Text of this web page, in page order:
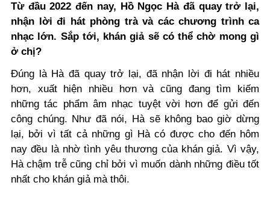
Từ đầu 2022 đến nay, Hồ Ngọc Hà đã quay trở lại,
nhận lời đi hát phòng trà và các chương trình ca
nhạc lớn. Sắp tới, khán giả sẽ có thể chờ mong gì
ở chị?
Đúng là Hà đã quay trở lại, đã nhận lời đi hát nhiều
hơn, xuất hiện nhiều hơn và cũng đang tìm kiếm
những tác phẩm âm nhạc tuyệt vời hơn để gửi đến
công chúng. Như đã nói, Hà sẽ không bao giờ dừng
lại, bởi vì tất cả những gì Hà có được cho đến hôm
nay đều là nhờ tình yêu thương của khán giả. Vì vậy,
Hà chậm trễ cũng chỉ bởi vì muốn dành những điều tốt
nhất cho khán giả mà thôi.